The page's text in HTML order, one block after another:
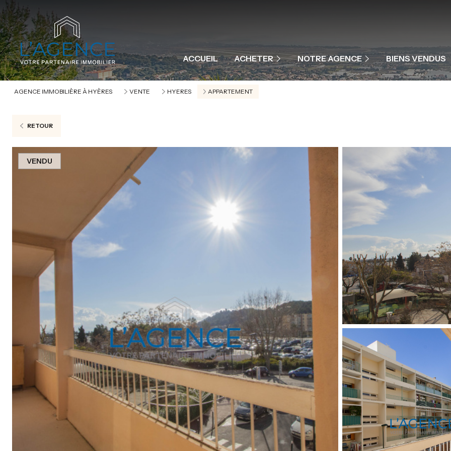
ACCUEIL ACHETER
APPARTEMENTS
PROGRAMME NEUF
NOTRE AGENCE
NOTRE ÉQUIPE
NOS PRESTATIONS
BIENS VENDUS
AGENCE IMMOBILIÈRE À HYÈRES VENTE HYERES APPARTEMENT
RETOUR
VENDU